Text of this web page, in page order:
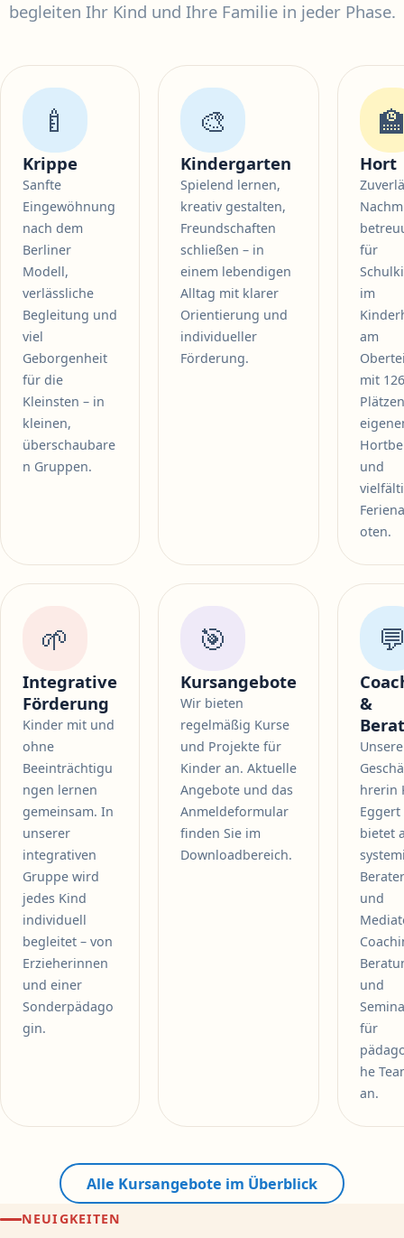
begleiten Ihr Kind und Ihre Familie in jeder Phase.
🍼
Krippe
Sanfte
Eingewöhnung
nach dem
Berliner
Modell,
verlässliche
Begleitung und
viel
Geborgenheit
für die
Kleinsten – in
kleinen,
überschaubare
n Gruppen.
🎨
Kindergarten
Spielend lernen,
kreativ gestalten,
Freundschaften
schließen – in
einem lebendigen
Alltag mit klarer
Orientierung und
individueller
Förderung.
Hort
für
im
am
mit 126
und
oten.
🌱
Integrative
Förderung
Kinder mit und
ohne
Beeinträchtigu
ngen lernen
gemeinsam. In
unserer
integrativen
Gruppe wird
jedes Kind
individuell
begleitet – von
Erzieherinnen
und einer
Sonderpädago
gin.
🎯
Kursangebote
Wir bieten
regelmäßig Kurse
und Projekte für
Kinder an. Aktuelle
Angebote und das
Anmeldeformular
finden Sie im
Downloadbereich.
&
Unsere
hrerin
Eggert
bietet
und
und
für
he
an.
Alle Kursangebote im Überblick
NEUIGKEITEN